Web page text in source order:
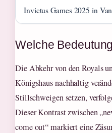
Invictus Games 2025 in
Welche
Die Abkehr von den Royals
Königshaus nachhaltig
Stillschweigen setzen,
Dieser Kontrast zwischen
come out“ markiert eine